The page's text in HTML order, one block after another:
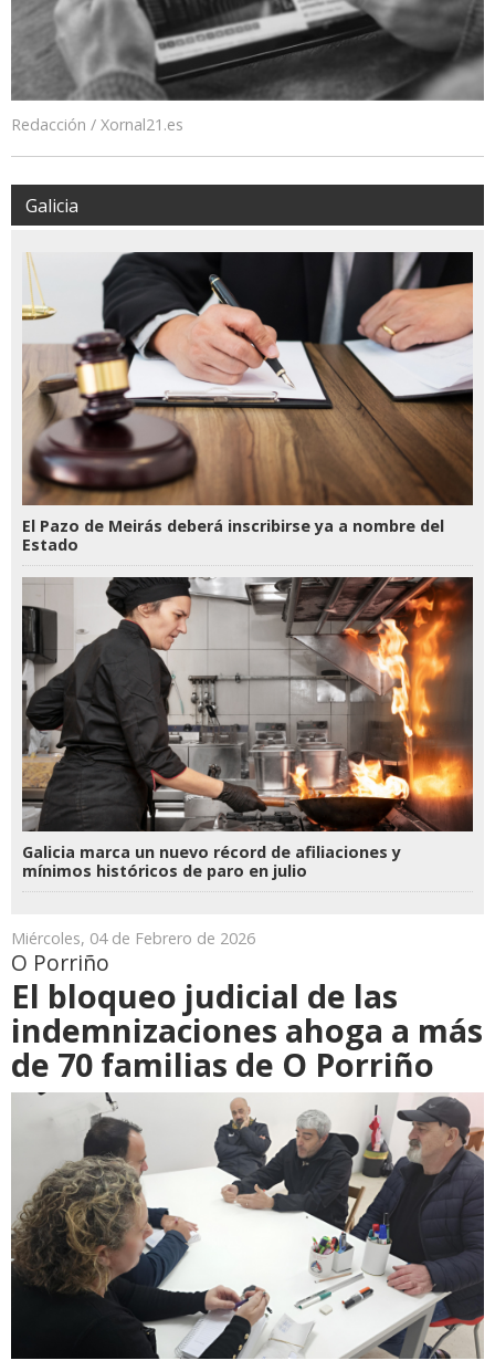
Redacción / Xornal21.es
Galicia
El Pazo de Meirás deberá inscribirse ya a nombre del
Estado
Galicia marca un nuevo récord de afiliaciones y
mínimos históricos de paro en julio
Miércoles, 04 de Febrero de 2026
O Porriño
El bloqueo judicial de las
indemnizaciones ahoga a más
de 70 familias de O Porriño